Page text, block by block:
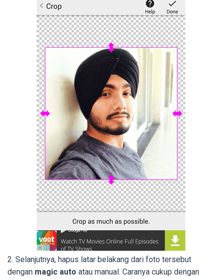
2. Selanjutnya, hapus latar belakang dari foto tersebut
dengan magic auto atau manual. Caranya cukup dengan